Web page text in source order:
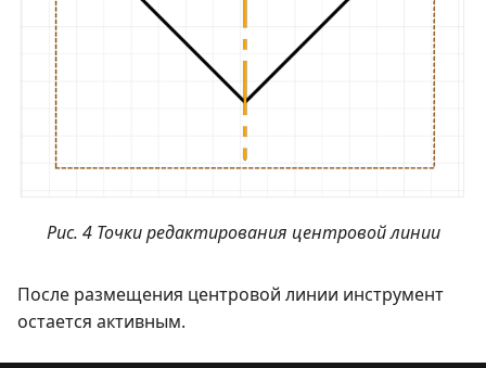
Рис. 4 Точки редактирования центровой линии
После размещения центровой линии инструмент
остается активным.